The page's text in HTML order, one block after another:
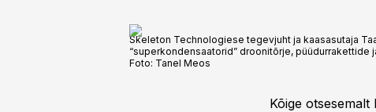
Skeleton Technologiese tegevjuht ja kaasasutaja
“superkondensaatorid” droonitõrje, püüdurrakettide
Foto: Tanel Meos
Kõige